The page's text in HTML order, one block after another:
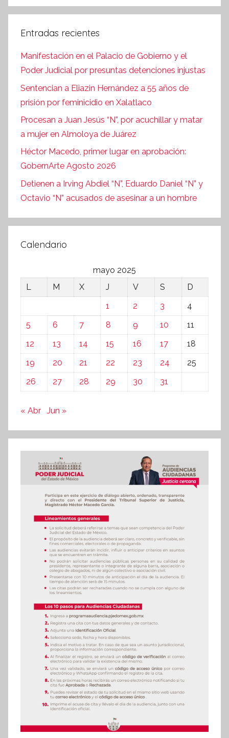
Entradas recientes
Manifestación en el Palacio de Gobierno y el
Poder Judicial por presuntas detenciones injustas
Sentencian a Eliazin Hernández a 55 años de
prisión por feminicidio en Xalatlaco
Procesan a Juan Jesús “N”, por acuchillar y matar
a mujer en Almoloya de Juárez
Héctor Macedo, primer lugar en aprobación:
GobernArte Agosto 2026
Detienen a Irving Abdiel “N”, Eduardo Daniel “N” y
Octavio “N” acusados de asesinar a un hombre
Calendario
mayo 2025
L
M X J V S
D
1
2 3
4
5
6 7 8 9 10
11
12
13 14 15 16 17
18
19
20 21 22 23 24
25
26
27 28 29 30 31
« Abr Jun »